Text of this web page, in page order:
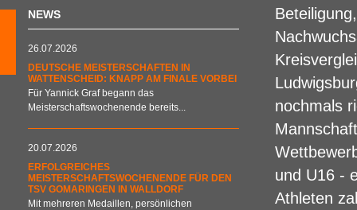
NEWS
26.07.2026
DEUTSCHE MEISTERSCHAFTEN IN
WATTENSCHEID: KNAPP AM FINALE VORBEI
Für Yannick Graf begann das
Meisterschaftswochenende bereits...
20.07.2026
ERFOLGREICHES
MEISTERSCHAFTSWOCHENENDE FÜR DEN
TSV GOMARINGEN IN WALLDORF
Mit mehreren Medaillen, persönlichen
nochmals
und U16 -
Athleten